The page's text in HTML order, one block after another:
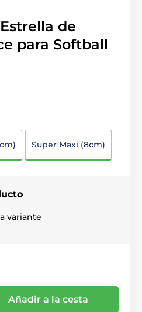
de
para Softball
Super Maxi (8cm)
variante
Añadir a la cesta